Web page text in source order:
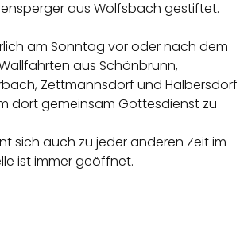
aus Wolfsbach gestiftet.
am Sonntag vor oder nach dem
aus Schönbrunn,
Zettmannsdorf und Halbersdorf
dort gemeinsam Gottesdienst zu
sich auch zu jeder anderen Zeit im
ist immer geöffnet.